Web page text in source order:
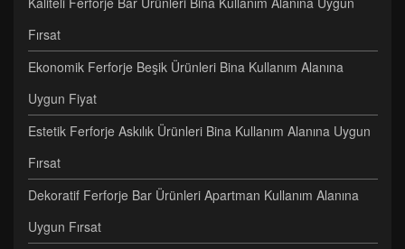
Fırsat
Ekonomik Ferforje Beşik Ürünleri Bina Kullanım Alanına
Uygun Fiyat
Estetik Ferforje Askılık Ürünleri Bina Kullanım Alanına Uygun
Fırsat
Dekoratif Ferforje Bar Ürünleri Apartman Kullanım Alanına
Uygun Fırsat